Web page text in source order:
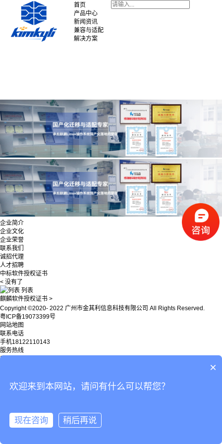
首页
产品中心
新闻资讯
兼容与适配
解决方案
企业简介
企业文化
企业荣誉
联系我们
诚招代理
人才招聘
中标软件授权证书
< 没有了
列表
麒麟软件授权证书 >
Copyright ©2020- 2022 广州市金其利信息科技有限公司 All Rights Reserved.
粤ICP备19073399号
网站地图
联系电话
手机18122110143
服务热线
座机
×
欢迎来到本网站，请问有什么可以帮您？
现在咨询 稍后再说